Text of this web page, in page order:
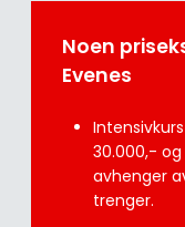
Noen
Evenes
30.000,-
avhenger
trenger.